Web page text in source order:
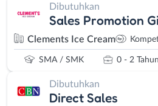
Dibutuhkan
Sales Promotion
Clements Ice Cream
SMA / SMK 0 - 2 Tahun
Dibutuhkan
Direct Sales